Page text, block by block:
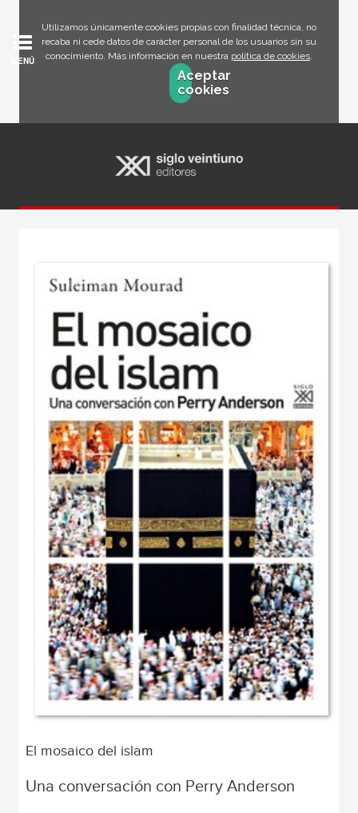
Utilizamos únicamente cookies propias con finalidad técnica, no
recaba ni cede datos de carácter personal de los usuarios sin su
conocimiento. Más información en nuestra política de cookies.
Aceptar
cookies
MENÚ
El mosaico del islam
Una conversación con Perry Anderson